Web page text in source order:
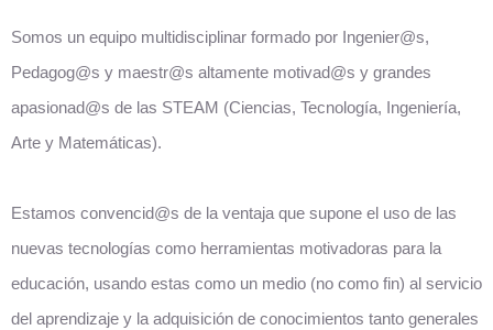
Somos un equipo multidisciplinar formado por Ingenier@s,
Pedagog@s y maestr@s altamente motivad@s y grandes
apasionad@s de las STEAM (Ciencias, Tecnología, Ingeniería,
Arte y Matemáticas).
Estamos convencid@s de la ventaja que supone el uso de las
nuevas tecnologías como herramientas motivadoras para la
educación, usando estas como un medio (no como fin) al servicio
del aprendizaje y la adquisición de conocimientos tanto generales